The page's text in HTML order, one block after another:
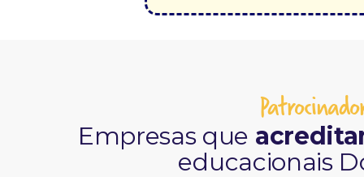
Empresas que
educacionais